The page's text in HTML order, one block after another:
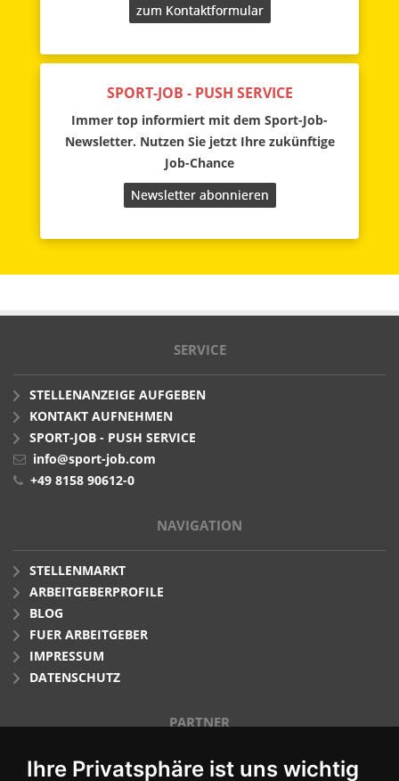
Ihre Privatsphäre ist uns wichtig
zum Kontaktformular
SPORT-JOB - PUSH SERVICE
Immer top informiert mit dem Sport-Job-
Newsletter. Nutzen Sie jetzt Ihre zukünftige
Job-Chance
Newsletter abonnieren
SERVICE
STELLENANZEIGE AUFGEBEN
KONTAKT AUFNEHMEN
SPORT-JOB - PUSH SERVICE
info@sport-job.com
+49 8158 90612-0
NAVIGATION
STELLENMARKT
ARBEITGEBERPROFILE
BLOG
FUER ARBEITGEBER
IMPRESSUM
DATENSCHUTZ
PARTNER